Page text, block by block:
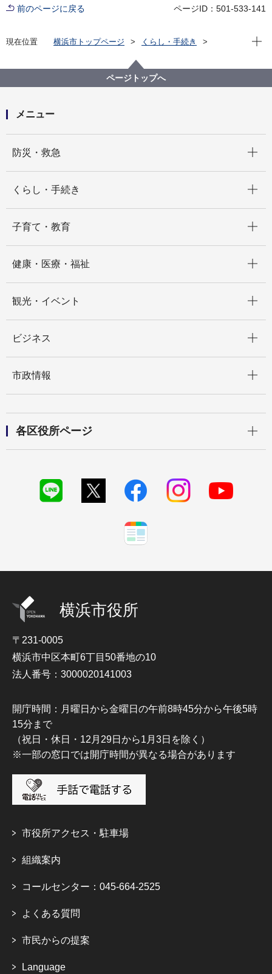
前のページに戻る ページID：501-533-141
現在位置 横浜市トップページ
くらし・手続き
現在
ページトップへ
メニュー
防災・救急
くらし・手続き
子育て・教育
健康・医療・福祉
観光・イベント
ビジネス
市政情報
各区役所ページ
横浜市役所
〒231-0005
横浜市中区本町6丁目50番地の10
法人番号：3000020141003
開庁時間：月曜日から金曜日の午前8時45分から午後5時
15分まで
（祝日・休日・12月29日から1月3日を除く）
※一部の窓口では開庁時間が異なる場合があります
市役所アクセス・駐車場
組織案内
コールセンター：045-664-2525
よくある質問
市民からの提案
Language